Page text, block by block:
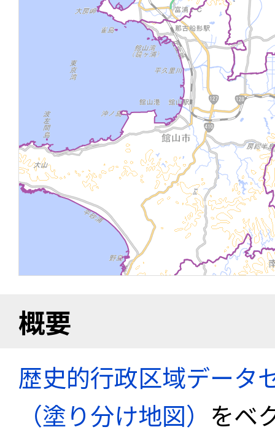
概要
歴史的行政区域データ
（塗り分け地図） をベ